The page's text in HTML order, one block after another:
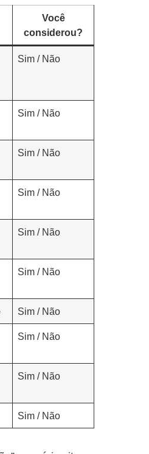
Você
considerou?
Sim / Não
Sim / Não
Sim / Não
Sim / Não
Sim / Não
Sim / Não
Sim / Não
Sim / Não
Sim / Não
Sim / Não